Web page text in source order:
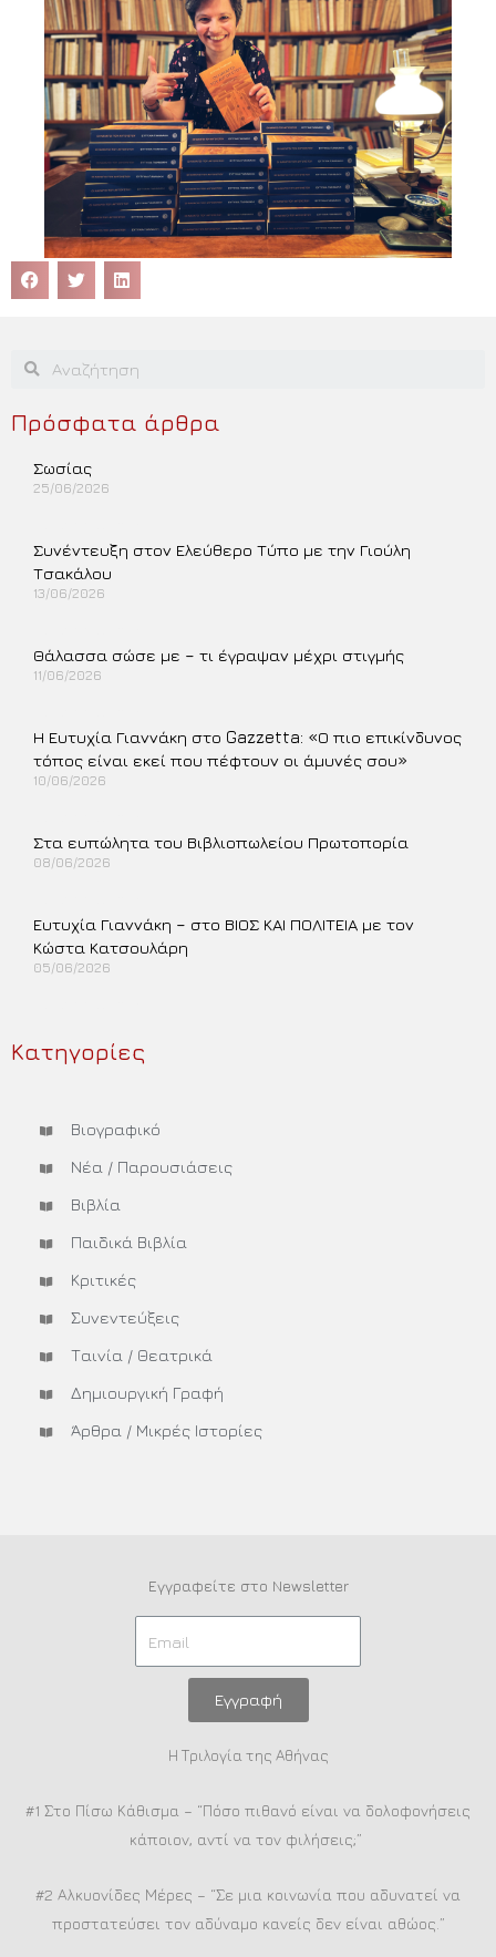
Πρόσφατα άρθρα
Σωσίας
25/06/2026
Συνέντευξη στον Ελεύθερο Τύπο με την Γιούλη
Τσακάλου
13/06/2026
Θάλασσα σώσε με – τι έγραψαν μέχρι στιγμής
11/06/2026
Η Ευτυχία Γιαννάκη στο Gazzetta: «Ο πιο επικίνδυνος
τόπος είναι εκεί που πέφτουν οι άμυνές σου»
10/06/2026
Στα ευπώλητα του Βιβλιοπωλείου Πρωτοπορία
08/06/2026
Ευτυχία Γιαννάκη – στο ΒΙΟΣ ΚΑΙ ΠΟΛΙΤΕΙΑ με τον
Κώστα Κατσουλάρη
05/06/2026
Κατηγορίες
Βιογραφικό
Νέα / Παρουσιάσεις
Βιβλία
Παιδικά Βιβλία
Κριτικές
Συνεντεύξεις
Ταινία / Θεατρικά
Δημιουργική Γραφή
Άρθρα / Μικρές Ιστορίες
Εγγραφείτε στο Newsletter
Εγγραφή
Η Τριλογία της Αθήνας
#1 Στο Πίσω Κάθισμα – “Πόσο πιθανό είναι να δολοφονήσεις
κάποιον, αντί να τον φιλήσεις;”
#2 Αλκυονίδες Μέρες – “Σε μια κοινωνία που αδυνατεί να
προστατεύσει τον αδύναμο κανείς δεν είναι αθώος.”